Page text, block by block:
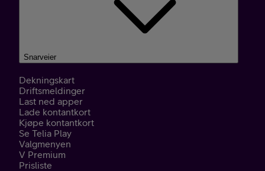
Snarveier
Dekningskart
Driftsmeldinger
Last ned apper
Lade kontantkort
Kjøpe kontantkort
Se Telia Play
Valgmenyen
V Premium
Prisliste